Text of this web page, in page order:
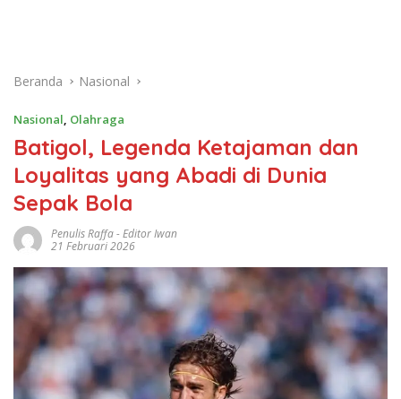
Beranda Nasional
Nasional Olahraga
Batigol, Legenda Ketajaman dan
Loyalitas yang Abadi di Dunia
Sepak Bola
Penulis Raffa - Editor Iwan
21 Februari 2026